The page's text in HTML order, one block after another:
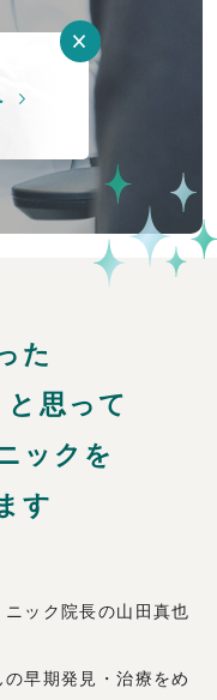
た
思って
ックを
す
ック院長の山田真也
早期発見・治療をめ